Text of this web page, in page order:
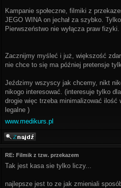
Kampanie społeczne, filmiki z
JEGO WINA on jechał za szybko.
Pierwszeństwo nie wyłącza praw fizyki.
Zacznijmy myśleć i już, większość
nie chce to się ma później pretensje
Jeździmy wszyscy jak chcemy, nikt
nikogo interesować. (interesuje tylko
drogie więc trzeba minimalizować ilość
legalne )
www.medikurs.pl
RE: Filmik z tzw. przekazem
Tak jest kasa sie tylko liczy...
najlepsze jest to ze jak zmieniali